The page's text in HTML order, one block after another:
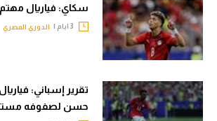
سعودي في الجول
الدوري الإنجليزي
دوري أبطال أوروبا
الدوري الإنجليزي
الدوري الإسباني
القسم الثاني
سكاي: فياريال
الدوري المصري
تقرير إسباني:
حسن لصفوفه